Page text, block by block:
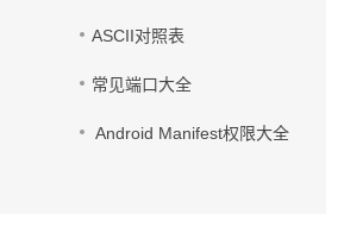
ASCII对照表
常见端口大全
Android Manifest权限大全